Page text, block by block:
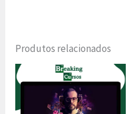
Produtos relacionados